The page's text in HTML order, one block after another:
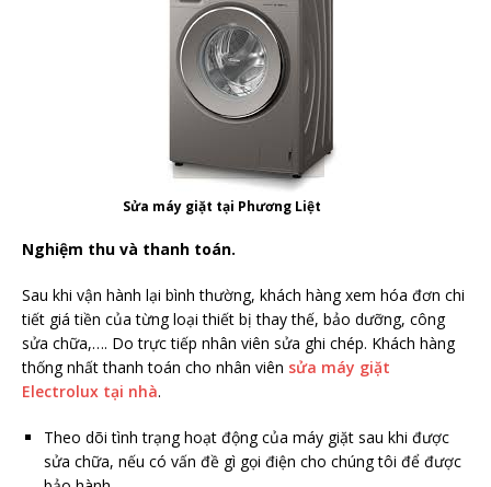
Sửa máy giặt tại Phương Liệt
Nghiệm thu và thanh toán.
Sau khi vận hành lại bình thường, khách hàng xem hóa đơn chi
tiết giá tiền của từng loại thiết bị thay thế, bảo dưỡng, công
sửa chữa,…. Do trực tiếp nhân viên sửa ghi chép. Khách hàng
thống nhất thanh toán cho nhân viên sửa máy giặt
Electrolux tại nhà.
Theo dõi tình trạng hoạt động của máy giặt sau khi được
sửa chữa, nếu có vấn đề gì gọi điện cho chúng tôi để được